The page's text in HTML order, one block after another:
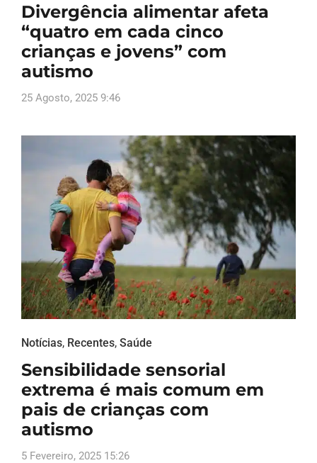
Divergência alimentar afeta
“quatro em cada cinco
crianças e jovens” com
autismo
25 Agosto, 2025 9:46
Notícias, Recentes, Saúde
Sensibilidade sensorial
extrema é mais comum em
pais de crianças com
autismo
5 Fevereiro, 2025 15:26